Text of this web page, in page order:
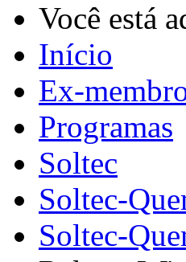
Você está
Início
Ex-
Programas
Soltec
Soltec-
Soltec-